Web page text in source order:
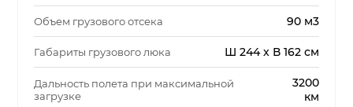
Объем грузового отсека 90 м3
Габариты грузового люка Ш 244 x В 162 см
Дальность полета при максимальной
загрузке
3200
км